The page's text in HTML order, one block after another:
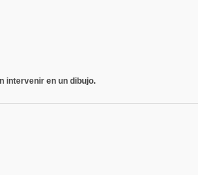
intervenir en un dibujo.